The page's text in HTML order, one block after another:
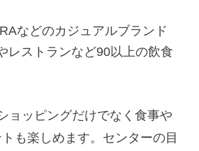
などのカジュアルブランド
レストランなど90以上の飲食
ョッピングだけでなく食事や
も楽しめます。センターの目